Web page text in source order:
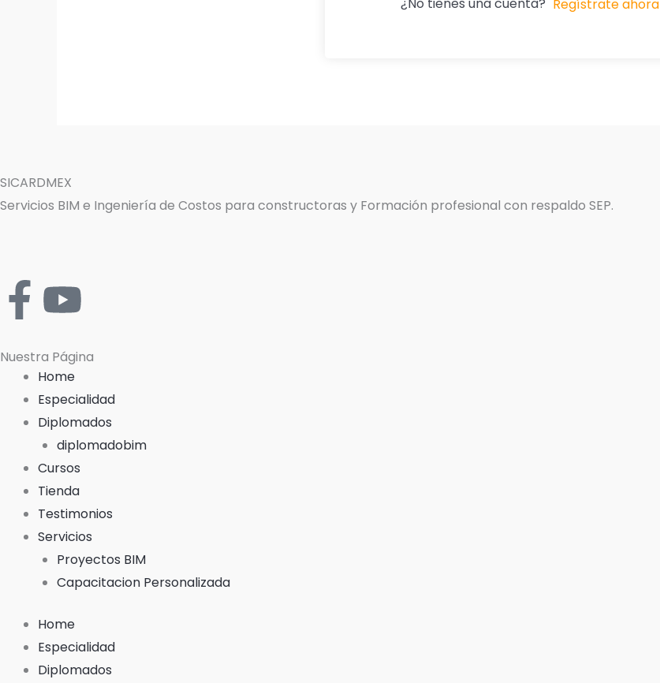
¿No tienes una cuenta? Regístrate ahora
SICARDMEX
Servicios BIM e Ingeniería de Costos para constructoras y Formación profesional con respaldo SEP.
F
a
c
e
b
o
o
-
f
Y
o
u
t
u
b
e
Nuestra Página
Home
Especialidad
Diplomados
diplomadobim
Cursos
Tienda
Testimonios
Servicios
Proyectos BIM
Capacitacion Personalizada
Home
Especialidad
Diplomados